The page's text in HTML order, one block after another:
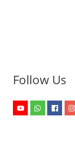
Follow Us